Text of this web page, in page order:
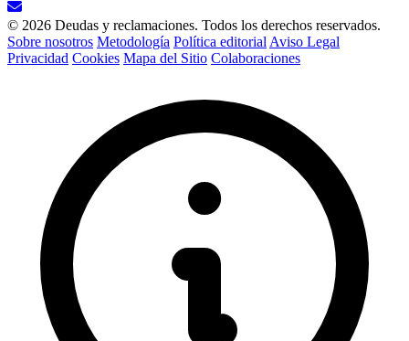
© 2026 Deudas y reclamaciones. Todos los derechos reservados.
Sobre nosotros Metodología Política editorial Aviso Legal
Privacidad Cookies Mapa del Sitio Colaboraciones